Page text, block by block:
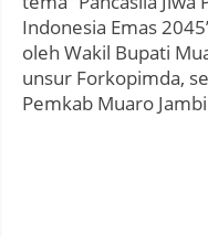
Indonesia Emas
oleh Wakil Bupati
unsur Forkopimda,
Pemkab Muaro